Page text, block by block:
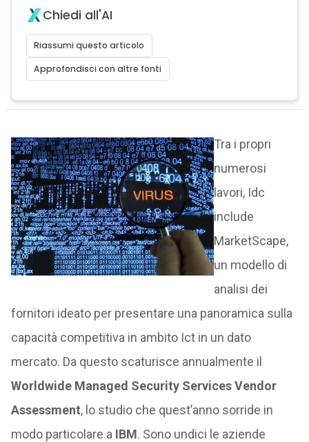
Chiedi all'AI
Riassumi questo articolo
Approfondisci con altre fonti
Tra i propri
numerosi
lavori, Idc
include
MarketScape,
un modello di
analisi dei
fornitori ideato per presentare una panoramica sulla
capacità competitiva in ambito Ict in un dato
mercato. Da questo scaturisce annualmente il
Worldwide Managed Security Services Vendor
Assessment, lo studio che quest’anno sorride in
modo particolare a IBM. Sono undici le aziende